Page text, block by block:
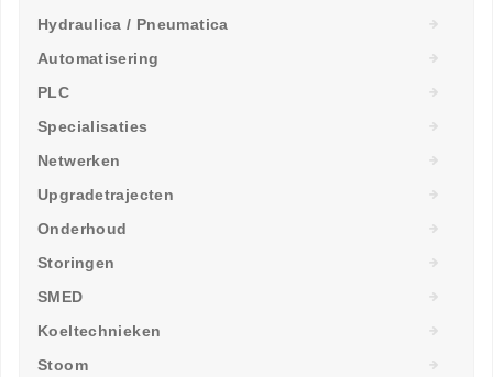
Hydraulica / Pneumatica
Automatisering
PLC
Specialisaties
Netwerken
Upgradetrajecten
Onderhoud
Storingen
SMED
Koeltechnieken
Stoom